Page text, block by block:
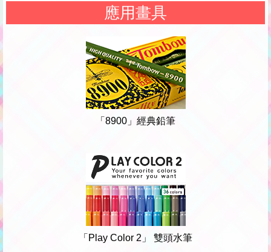
應用畫具
「8900」經典鉛筆
「Play Color 2」 雙頭水筆